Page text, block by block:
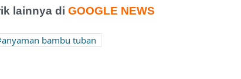
lainnya di GOOGLE NEWS
anyaman bambu tuban